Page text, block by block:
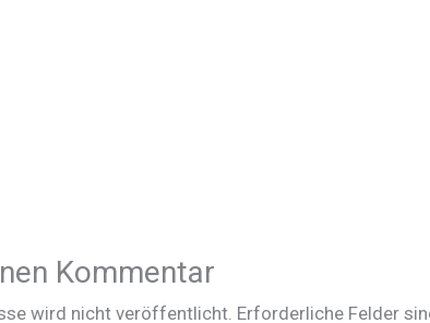
Kommentar
wird nicht veröffentlicht. Erforderliche Felder